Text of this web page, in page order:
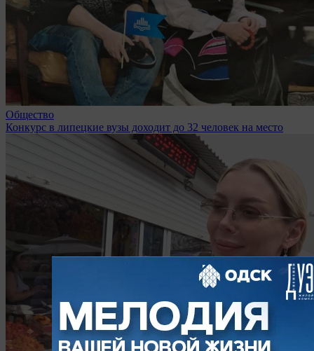
Общество
Конкурс в липецкие вузы доходит до 32 человек на место